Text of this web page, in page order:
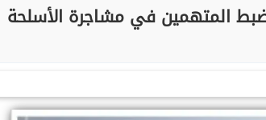
ضبط المتهمين في مشاجرة الأسلحة